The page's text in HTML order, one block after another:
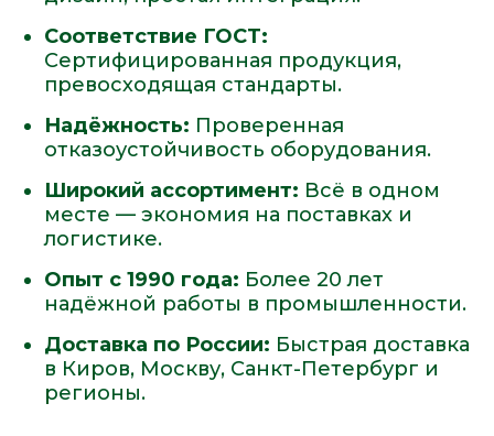
Соответствие ГОСТ:
Сертифицированная продукция,
превосходящая стандарты.
Надёжность: Проверенная
отказоустойчивость оборудования.
Широкий ассортимент: Всё в одном
месте — экономия на поставках и
логистике.
Опыт с 1990 года: Более 20 лет
надёжной работы в промышленности.
Доставка по России: Быстрая доставка
в Киров, Москву, Санкт-Петербург и
регионы.